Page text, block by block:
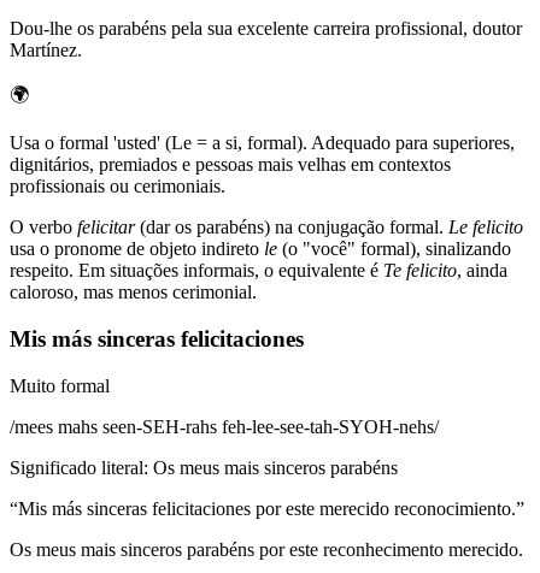
Dou-lhe os parabéns pela sua excelente carreira profissional, doutor
Martínez.
🌍
Usa o formal 'usted' (Le = a si, formal). Adequado para superiores,
dignitários, premiados e pessoas mais velhas em contextos
profissionais ou cerimoniais.
O verbo felicitar(dar os parabéns) na conjugação formal. Le felicito
usa o pronome de objeto indireto le (o "você" formal), sinalizando
respeito. Em situações informais, o equivalente é Te felicito, ainda
caloroso, mas menos cerimonial.
Mis más sinceras felicitaciones
Muito formal
/mees mahs seen-SEH-rahs feh-lee-see-tah-SYOH-nehs/
Significado literal: Os meus mais sinceros parabéns
“Mis más sinceras felicitaciones por este merecido reconocimiento.”
Os meus mais sinceros parabéns por este reconhecimento merecido.